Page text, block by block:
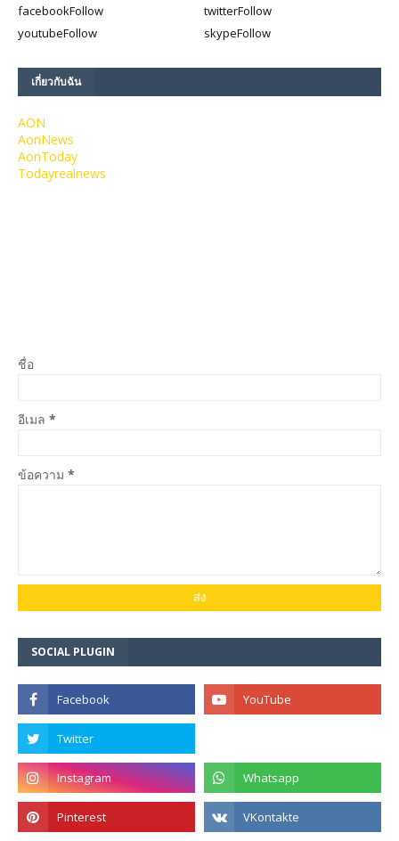
facebookFollow twitterFollow
youtubeFollow skypeFollow
เกี่ยวกับฉัน
AON
AonNews
AonToday
Todayrealnews
ชื่อ
อีเมล *
ข้อความ *
SOCIAL PLUGIN